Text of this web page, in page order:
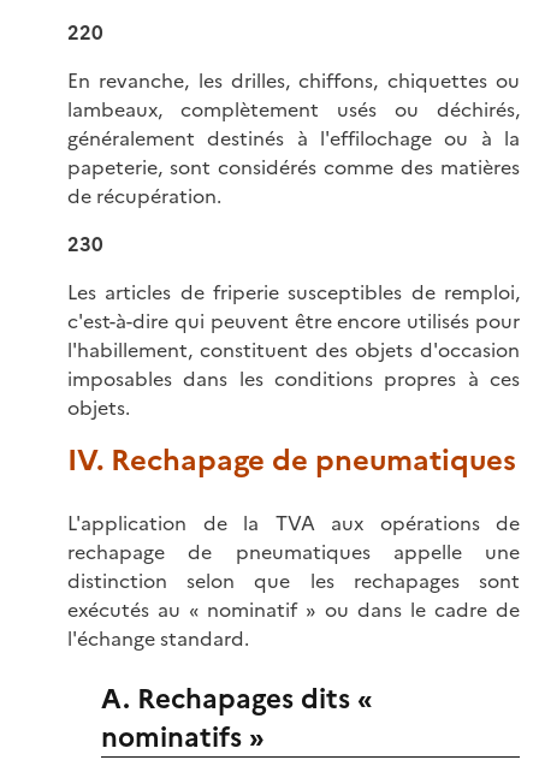
220
En revanche, les drilles, chiffons, chiquettes ou
lambeaux, complètement usés ou déchirés,
généralement destinés à l'effilochage ou à la
papeterie, sont considérés comme des matières
de récupération.
230
Les articles de friperie susceptibles de remploi,
c'est-à-dire qui peuvent être encore utilisés pour
l'habillement, constituent des objets d'occasion
imposables dans les conditions propres à ces
objets.
IV. Rechapage de pneumatiques
L'application de la TVA aux opérations de
rechapage de pneumatiques appelle une
distinction selon que les rechapages sont
exécutés au « nominatif » ou dans le cadre de
l'échange standard.
A. Rechapages dits «
nominatifs »